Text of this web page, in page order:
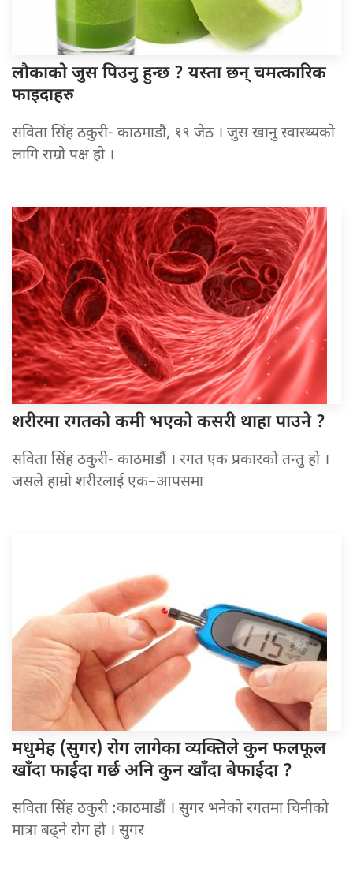
लौकाको जुस पिउनु हुन्छ ? यस्ता छन् चमत्कारिक
फाइदाहरु
सविता सिंह ठकुरी- काठमाडौं, १९ जेठ । जुस खानु स्वास्थ्यको
लागि राम्रो पक्ष हो ।
शरीरमा रगतकोकमी भएको कसरी थाहा पाउने ?
सविता सिंह ठकुरी- काठमाडौं । रगत एक प्रकारको तन्तु हो ।
जसले हाम्रो शरीरलाई एक–आपसमा
मधुमेह (सुगर) रोग लागेका व्यक्तिले कुन फलफूल
खाँदा फाईदा गर्छ अनि कुन खाँदा बेफाईदा ?
सविता सिंह ठकुरी :काठमाडौं । सुगर भनेको रगतमा चिनीको
मात्रा बढ्ने रोग हो । सुगर